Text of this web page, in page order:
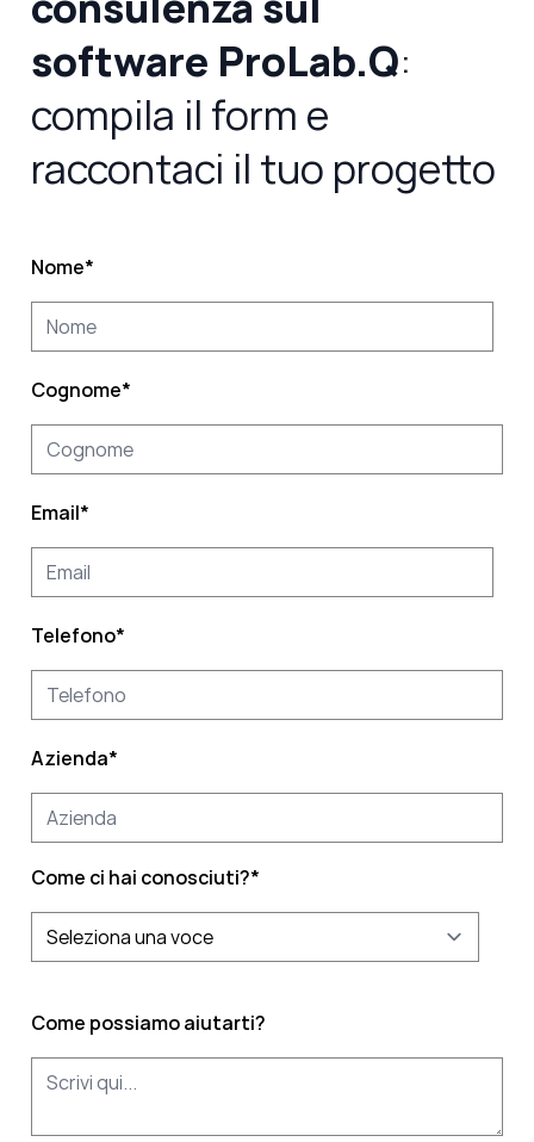
software ProLab.Q:
compila il form e
raccontaci il tuo progetto
Nome*
Cognome*
Email*
Telefono*
Azienda*
Come ci hai conosciuti?*
Come possiamo aiutarti?